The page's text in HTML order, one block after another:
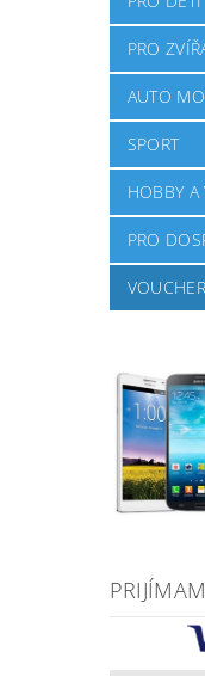
PRO
AUTO
SPORT
HOBBY A
PRO